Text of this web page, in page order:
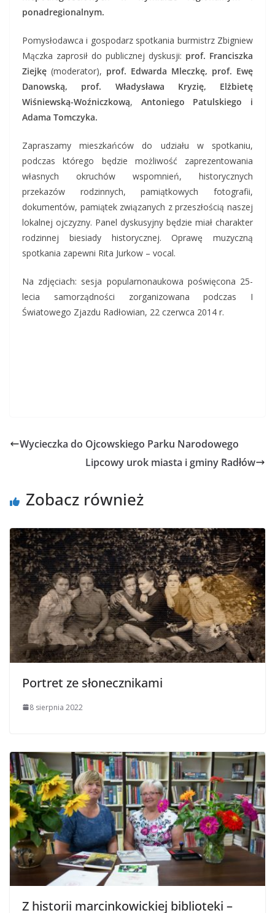
ponadregionalnym.
Pomysłodawca i gospodarz spotkania burmistrz Zbigniew
Mączka zaprosił do publicznej dyskusji: prof. Franciszka
Ziejkę (moderator), prof. Edwarda Mleczkę, prof. Ewę
Danowską, prof. Władysława Kryzię, Elżbietę
Wiśniewską-Woźniczkową, Antoniego Patulskiego i
Adama Tomczyka.
Zapraszamy mieszkańców do udziału w spotkaniu,
podczas którego będzie możliwość zaprezentowania
własnych okruchów wspomnień, historycznych
przekazów rodzinnych, pamiątkowych fotografii,
dokumentów, pamiątek związanych z przeszłością naszej
lokalnej ojczyzny. Panel dyskusyjny będzie miał charakter
rodzinnej biesiady historycznej. Oprawę muzyczną
spotkania zapewni Rita Jurkow – vocal.
Na zdjęciach: sesja popularnonaukowa poświęcona 25-
lecia samorządności zorganizowana podczas I
Światowego Zjazdu Radłowian, 22 czerwca 2014 r.
Wycieczka do Ojcowskiego Parku Narodowego
Lipcowy urok miasta i gminy Radłów
Zobacz również
Portret ze słonecznikami
8 sierpnia 2022
Z historii marcinkowickiej biblioteki –